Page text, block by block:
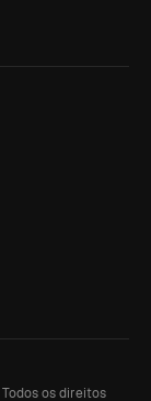
Todos os direitos